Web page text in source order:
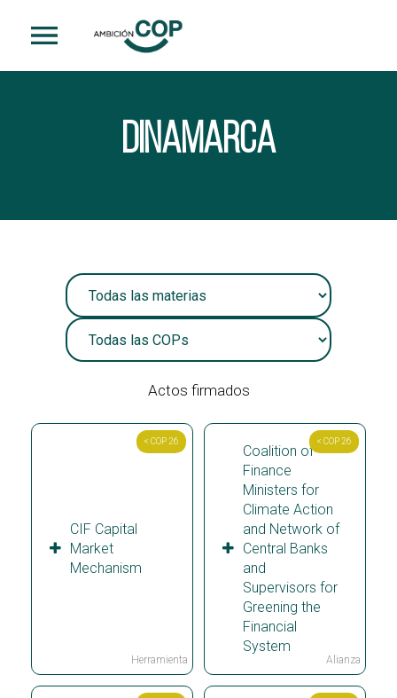
Dinamarca
Actos firmados
< COP 26
Herramienta
CIF Capital
Market
Mechanism
< COP 26
Alianza
Coalition of
Finance
Ministers for
Climate Action
and Network of
Central Banks
and
Supervisors for
Greening the
Financial
System